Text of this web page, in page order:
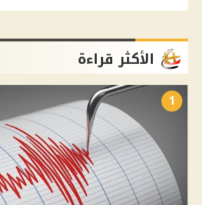
الأكثر قراءة
1